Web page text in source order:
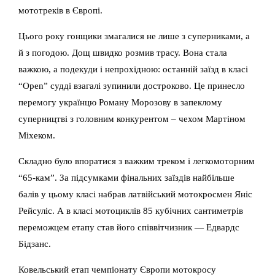
мототреків в Європі.
Цього року гонщики змагалися не лише з суперниками, а
й з погодою. Дощ швидко розмив трасу. Вона стала
важкою, а подекуди і непрохідною: останній заїзд в класі
“Open” судді взагалі зупинили достроково. Це принесло
перемогу українцю Роману Морозову в запеклому
суперництві з головним конкурентом – чехом Мартіном
Міхеком.
Складно було впоратися з важким треком і легкомоторним
“65-кам”. За підсумками фінальних заїздів найбільше
балів у цьому класі набрав латвійський мотокросмен Яніс
Рейсуліс. А в класі мотоциклів 85 кубічних сантиметрів
переможцем етапу став його співвітчизник — Едвардс
Бідзанс.
Ковельський етап чемпіонату Європи мотокросу